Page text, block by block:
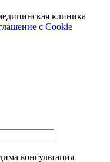
клиника
с Cookie
консультация